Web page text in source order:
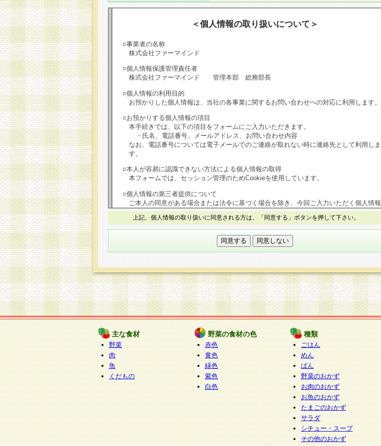
＜個人情報の取り扱いについて＞
○事業者の名称
株式会社ファーマインド
○個人情報保護管理責任者
株式会社ファーマインド 管理本部 総務部長
○個人情報の利用目的
お預かりした個人情報は、当社の各事業に関するお問い合わせへの対応に利用します。
○お預かりする個人情報の項目
本手続きでは、以下の項目をフォームにご入力いただきます。
・氏名、電話番号、メールアドレス、お問い合わせ内容
なお、電話番号については電子メールでのご連絡が取れない時に連絡先として利用しま
す。
○本人が容易に認識できない方法による個人情報の取得
本フォームでは、セッション管理のためCookieを使用しています。
○個人情報の第三者提供について
ご本人の同意がある場合または法令に基づく場合を除き、今回ご入力いただく個人情報
は第三者に提供しません。
個人情報の取り扱いを外部に委託する場合は、当社が規定する個人情報管理基準を満た
す企業を選定して委託を行い、適切な取り扱いが行われるよう監督します。
本人からの求めにより、当社が本件により取得した開示対象個人情報の利用目的の通
知・開示・内容の訂正・追加または削除・利用の停止・消去及び第三者への提供の禁止
（以下、総称して「開示等」といいます。）に応じます。
開示等に応じる窓口は以下になります。
ぱくすく食堂個人情報お客様相談窓口
paku-info@pakusuku.com
個人情報を与えることは任意ですが、個人情報の取扱いについて同意をいただけない場
合には、当社のサービスの提供、お客様からのお問い合わせ・ご相談への対応ができな
い場合がございますのでご了承ください。
上記、個人情報の取り扱いに同意される方は、「同意する」ボタンを押して下さい。
主な食材
野菜
肉
魚
くだもの
野菜の食材の色
赤色
黄色
緑色
紫色
白色
種類
ごはん
めん
ぱん
野菜のおかず
お肉のおかず
お魚のおかず
たまごのおかず
サラダ
シチュー・スープ
その他のおかず